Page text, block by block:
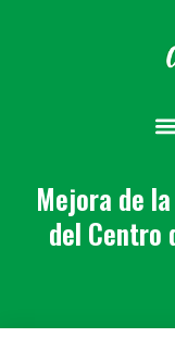
Mejora de
del Centro